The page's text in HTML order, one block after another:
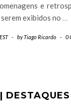
e
exibidos no …
- byTiago Ricardo - 0